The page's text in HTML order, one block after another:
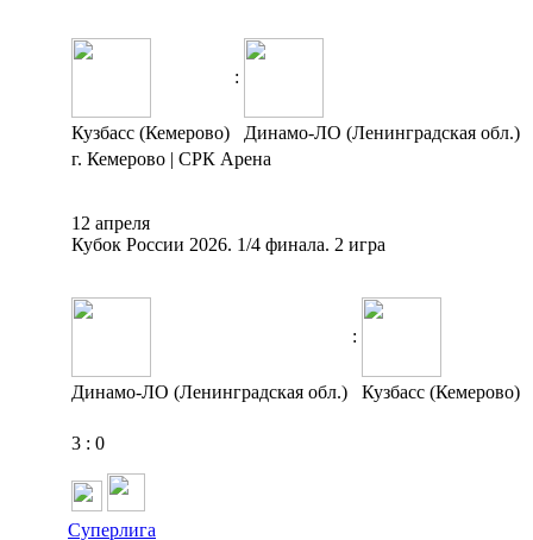
:
Кузбасс (Кемерово)
Динамо-ЛО (Ленинградская обл.)
г. Кемерово | СРК Арена
12 апреля
Кубок России 2026. 1/4 финала. 2 игра
:
Динамо-ЛО (Ленинградская обл.) Кузбасс (Кемерово)
3 : 0
Суперлига